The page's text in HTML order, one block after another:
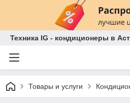
Техника IG - кондиционеры в
Товары и услуги